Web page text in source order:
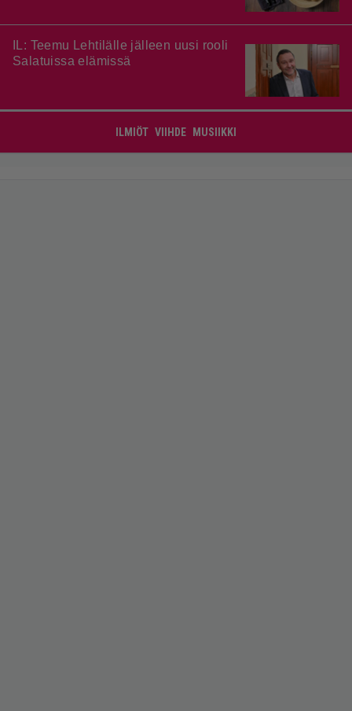
IL: Teemu Lehtilälle jälleen uusi rooli
Salatuissa elämissä
ILMIÖT VIIHDE MUSIIKKI